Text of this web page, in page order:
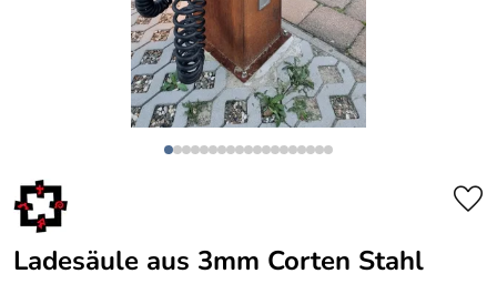
Ladesäule aus 3mm Corten Stahl